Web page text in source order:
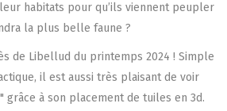
habitats pour qu’ils viennent peupler
la plus belle faune ?
de Libellud du printemps 2024 ! Simple
il est aussi très plaisant de voir
grâce à son placement de tuiles en 3d.